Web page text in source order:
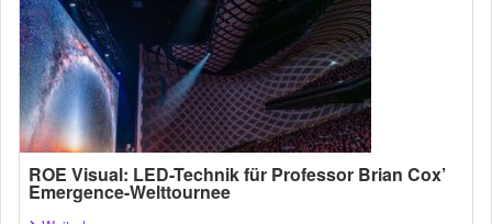
ROE Visual: LED-Technik für Professor Brian Cox’
Emergence-Welttournee